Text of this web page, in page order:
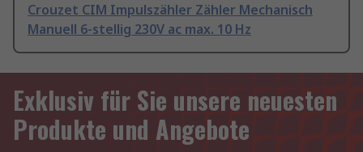
Crouzet CIM Impulszähler Zähler Mechanisch
Manuell 6-stellig 230V ac max. 10 Hz
Exklusiv für Sie unsere neuesten
Produkte und Angebote